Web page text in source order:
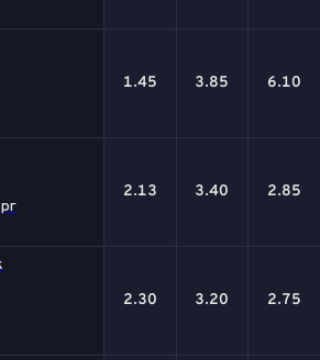
1.45 3.85 6.10
2.13 3.40 2.85
2.30 3.20 2.75